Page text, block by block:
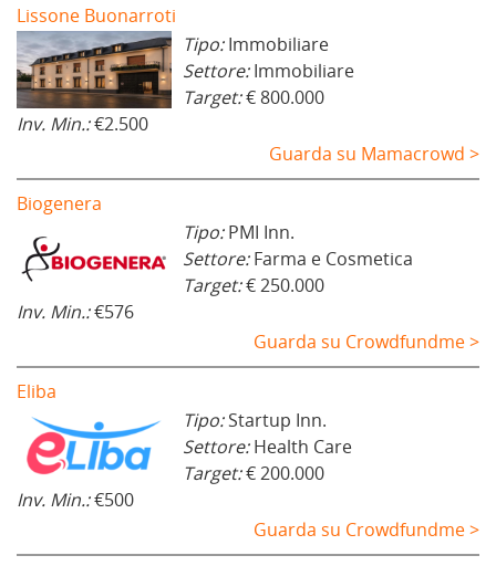
Lissone Buonarroti
Tipo:Immobiliare
Settore:Immobiliare
Target:€ 800.000
Inv. Min.:€2.500
Guarda su Mamacrowd >
Biogenera
Tipo:PMI Inn.
Settore:Farma e Cosmetica
Target:€ 250.000
Inv. Min.:€576
Guarda su Crowdfundme >
Eliba
Tipo:Startup Inn.
Settore:Health Care
Target:€ 200.000
Inv. Min.:€500
Guarda su Crowdfundme >